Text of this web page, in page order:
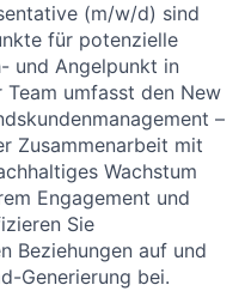
(m/w/d) sind
für potenzielle
und Angelpunkt in
Team umfasst den New
–
Zusammenarbeit mit
Wachstum
Engagement und
Sie
Beziehungen auf und
Generierung bei.